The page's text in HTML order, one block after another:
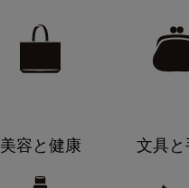
美容と健康 文具と